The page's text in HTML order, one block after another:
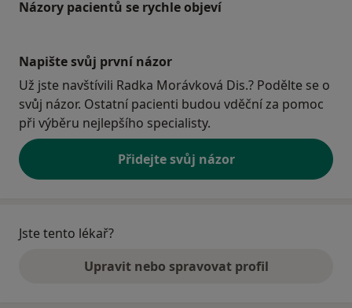
Názory pacientů se rychle objeví
Napište svůj první názor
Už jste navštívili Radka Morávková Dis.? Podělte se o
svůj názor. Ostatní pacienti budou vděční za pomoc
při výběru nejlepšího specialisty.
Přidejte svůj názor
Jste tento lékař?
Upravit nebo spravovat profil